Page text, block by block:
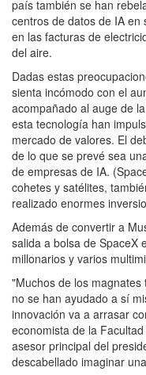
país también se han
centros de datos de IA en
en las facturas de
del aire.
Dadas estas
sienta incómodo con el
acompañado al auge de
esta tecnología han
mercado de valores. El
de lo que se prevé sea
de empresas de IA.
cohetes y satélites,
realizado enormes
Además de convertir a
salida a bolsa de SpaceX
millonarios y varios
"Muchos de los
no se han ayudado a sí
innovación va a arrasar
economista de la
asesor principal del
descabellado imaginar